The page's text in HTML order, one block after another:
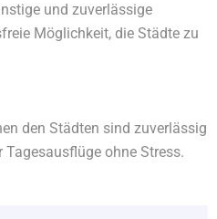
und zuverlässige
Möglichkeit, die Städte zu
den Städten sind zuverlässig
ohne Stress.